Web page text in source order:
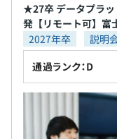
★27卒 データプラ
発【リモート可】富
2027年卒
説明
通過ランク：D